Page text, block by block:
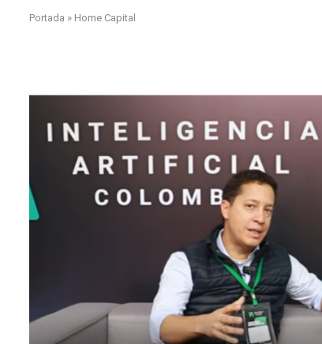
Portada » Home Capital